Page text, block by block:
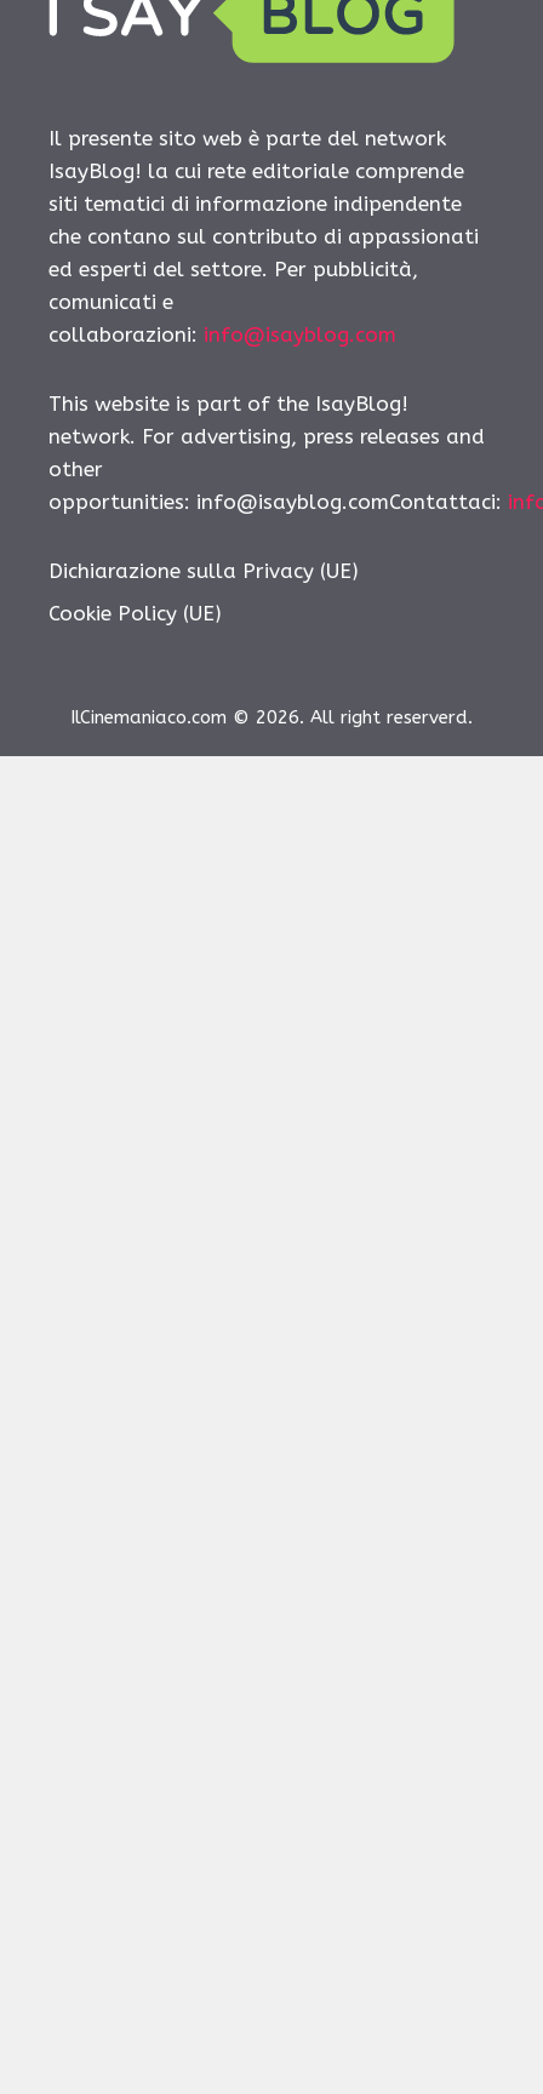
Il presente sito web è parte del network
IsayBlog! la cui rete editoriale comprende
siti tematici di informazione indipendente
che contano sul contributo di appassionati
ed esperti del settore. Per pubblicità,
comunicati e
collaborazioni: info@isayblog.com
This website is part of the IsayBlog!
network. For advertising, press releases and
other
opportunities: info@isayblog.comContattaci:
Dichiarazione sulla Privacy (UE)
Cookie Policy (UE)
IlCinemaniaco.com © 2026. All right reserverd.